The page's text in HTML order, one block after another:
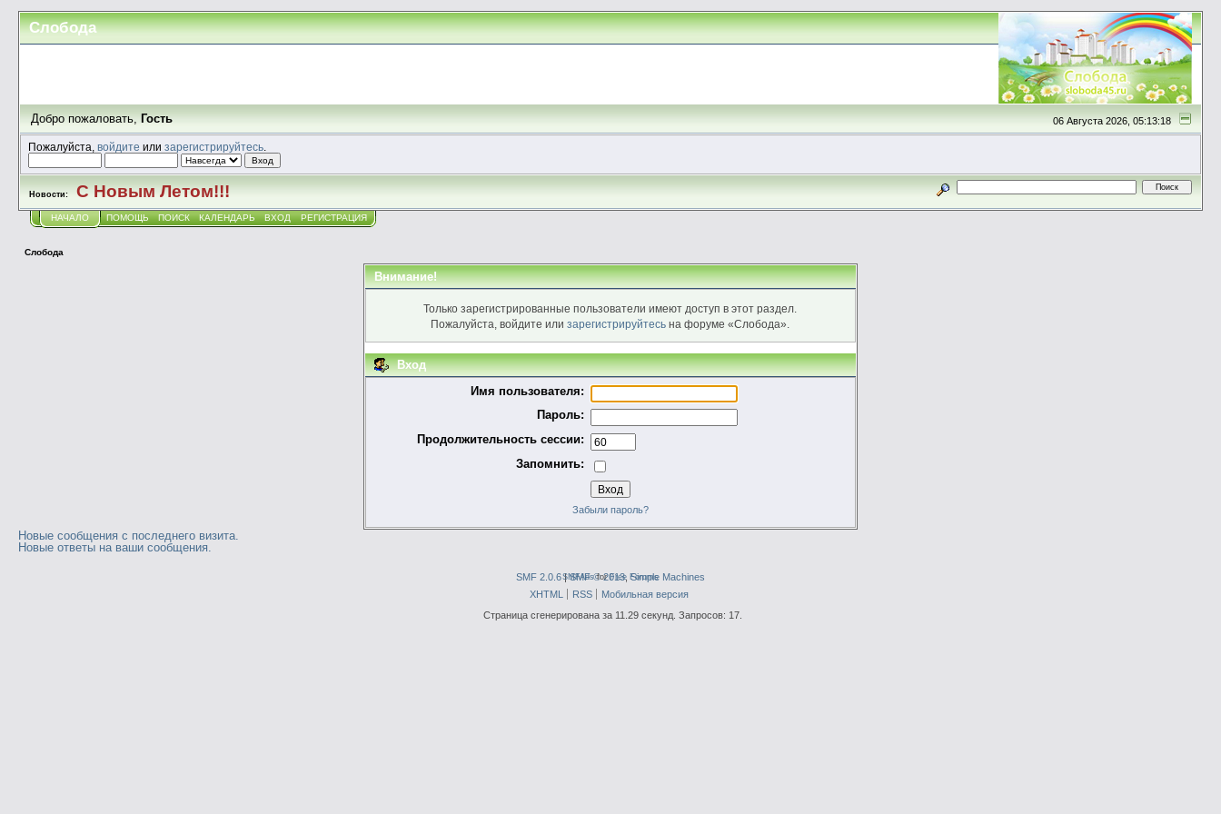
Слобода
06 Августа 2026, 05:13:18
Добро пожаловать,Гость
Пожалуйста,войдите илизарегистрируйтесь
Новости: С Новым Летом!!!
НАЧАЛО ПОМОЩЬ ПОИСК КАЛЕНДАРЬ ВХОД РЕГИСТРАЦИЯ
Слобода
Внимание!
Только зарегистрированные пользователи имеют доступ в этот раздел.
Пожалуйста, войдите илизарегистрируйтесь на форуме «Слобода».
Вход
Имя пользователя:
Пароль:
Продолжительность сессии:
Запомнить:
Забыли пароль?
Новые сообщения с последнего визита.
Новые ответы на ваши сообщения.
SMF 2.0.6|SMF © 2013,Simple Machines
SMFAdsforFree Forums
XHTML RSS
Мобильная версия
Страница сгенерирована за 11.29 секунд. Запросов: 17.